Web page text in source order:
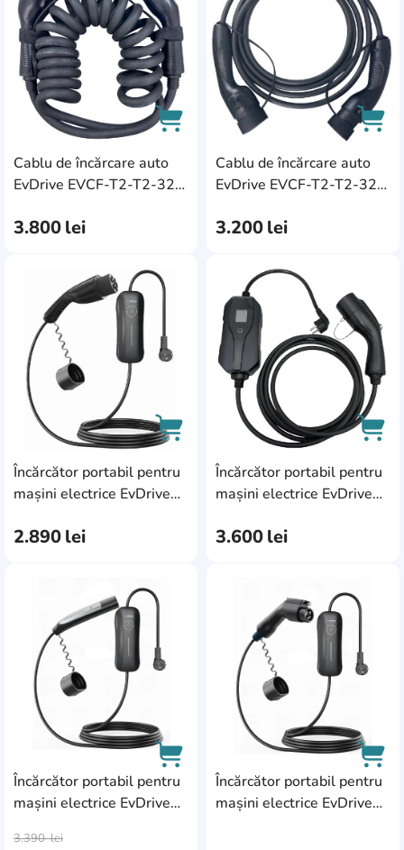
Cablu de încărcare auto
EvDrive EVCF-T2-T2-32-
3.800lei
AddCardToCart
Cablu de încărcare auto
EvDrive EVCF-T2-T2-32-
3.200lei
Încărcător portabil pentru
mașini electrice EvDrive
2.890lei
AddCardToFavourite
AddCardToCart
Încărcător portabil pentru
mașini electrice EvDrive
3.600lei
Încărcător portabil pentru
mașini electrice EvDrive
3.390lei
AddCardToFavourite
AddCardToCart
Încărcător portabil pentru
mașini electrice EvDrive